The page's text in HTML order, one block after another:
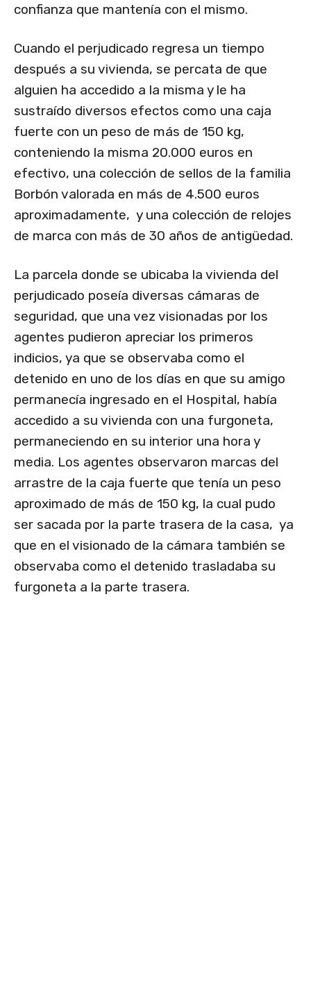
confianza que mantenía con el mismo.
Cuando el perjudicado regresa un tiempo
después a su vivienda, se percata de que
alguien ha accedido a la misma y le ha
sustraído diversos efectos como una caja
fuerte con un peso de más de 150 kg,
conteniendo la misma 20.000 euros en
efectivo, una colección de sellos de la familia
Borbón valorada en más de 4.500 euros
aproximadamente, y una colección de relojes
de marca con más de 30 años de antigüedad.
La parcela donde se ubicaba la vivienda del
perjudicado poseía diversas cámaras de
seguridad, que una vez visionadas por los
agentes pudieron apreciar los primeros
indicios, ya que se observaba como el
detenido en uno de los días en que su amigo
permanecía ingresado en el Hospital, había
accedido a su vivienda con una furgoneta,
permaneciendo en su interior una hora y
media. Los agentes observaron marcas del
arrastre de la caja fuerte que tenía un peso
aproximado de más de 150 kg, la cual pudo
ser sacada por la parte trasera de la casa, ya
que en el visionado de la cámara también se
observaba como el detenido trasladaba su
furgoneta a la parte trasera.